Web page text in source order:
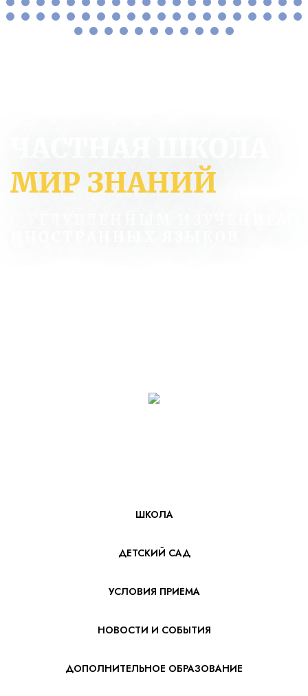
МИР ЗНАНИЙ
ШКОЛА
ДЕТСКИЙ САД
УСЛОВИЯ ПРИЕМА
НОВОСТИ И СОБЫТИЯ
ДОПОЛНИТЕЛЬНОЕ ОБРАЗОВАНИЕ